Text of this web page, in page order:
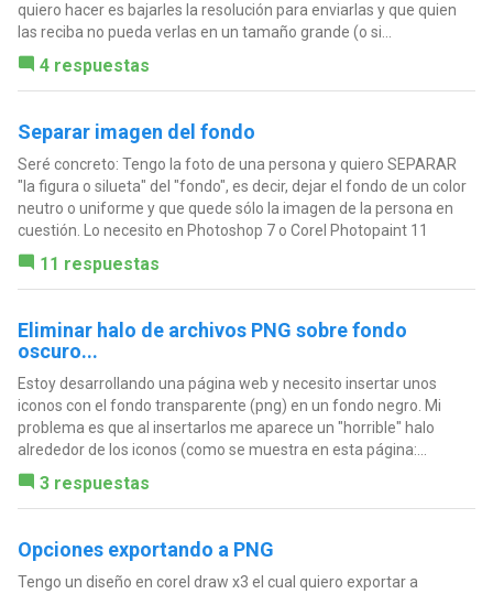
quiero hacer es bajarles la resolución para enviarlas y que quien
las reciba no pueda verlas en un tamaño grande (o si...
4 respuestas
Separar imagen del fondo
Seré concreto: Tengo la foto de una persona y quiero SEPARAR
"la figura o silueta" del "fondo", es decir, dejar el fondo de un color
neutro o uniforme y que quede sólo la imagen de la persona en
cuestión. Lo necesito en Photoshop 7 o Corel Photopaint 11
11 respuestas
Eliminar halo de archivos PNG sobre fondo
oscuro...
Estoy desarrollando una página web y necesito insertar unos
iconos con el fondo transparente (png) en un fondo negro. Mi
problema es que al insertarlos me aparece un "horrible" halo
alrededor de los iconos (como se muestra en esta página:...
3 respuestas
Opciones exportando a PNG
Tengo un diseño en corel draw x3 el cual quiero exportar a